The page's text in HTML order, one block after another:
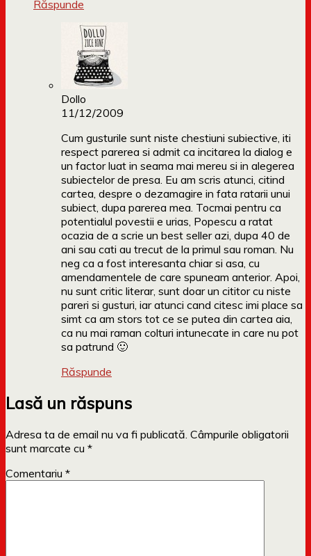
Răspunde
Dollo
11/12/2009
Cum gusturile sunt niste chestiuni subiective, iti
respect parerea si admit ca incitarea la dialog e
un factor luat in seama mai mereu si in alegerea
subiectelor de presa. Eu am scris atunci, citind
cartea, despre o dezamagire in fata ratarii unui
subiect, dupa parerea mea. Tocmai pentru ca
potentialul povestii e urias, Popescu a ratat
ocazia de a scrie un best seller azi, dupa 40 de
ani sau cati au trecut de la primul sau roman. Nu
neg ca a fost interesanta chiar si asa, cu
amendamentele de care spuneam anterior. Apoi,
nu sunt critic literar, sunt doar un cititor cu niste
pareri si gusturi, iar atunci cand citesc imi place sa
simt ca am stors tot ce se putea din cartea aia,
ca nu mai raman colturi intunecate in care nu pot
sa patrund 🙂
Răspunde
Lasă un răspuns
Adresa ta de email nu va fi publicată. Câmpurile obligatorii
sunt marcate cu *
Comentariu *